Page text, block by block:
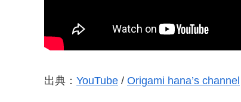
出典： YouTube / Origami hana’s channel